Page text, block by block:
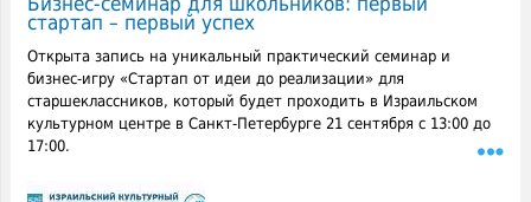
стартап – первый успех
Открыта запись на уникальный практический семинар и
бизнес-игру «Стартап от идеи до реализации» для
старшеклассников, который будет проходить в Израильском
культурном центре в Санкт-Петербурге 21 сентября с 13:00 до
17:00.